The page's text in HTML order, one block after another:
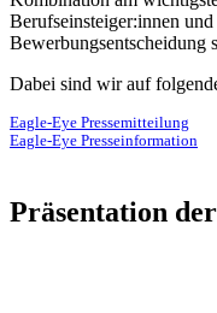
Berufseinsteiger:innen
Bewerbungsentscheidung
Dabei sind wir auf
Eagle-Eye Pressemitteilung
Eagle-Eye Presseinformation
Präsentation